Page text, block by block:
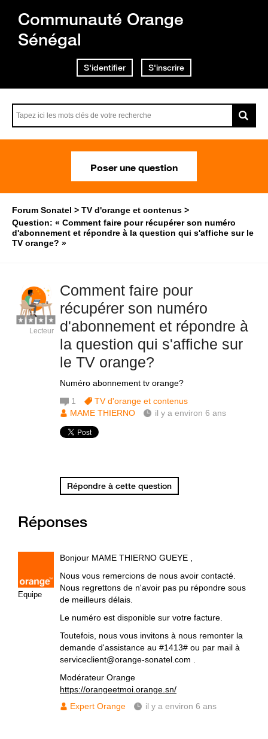
Communauté Orange
Sénégal
S'identifier S'inscrire
Poser une question
Forum Sonatel
TV d'orange et contenus
Question: « Comment faire pour récupérer son numéro
d'abonnement et répondre à la question qui s'affiche sur le
TV orange? »
Comment faire pour
récupérer son numéro
d'abonnement et répondre à
la question qui s'affiche sur
le TV orange?
Numéro abonnement tv orange?
Lecteur
1
TV d'orange et contenus
MAME THIERNO
il y a environ 6 ans
Répondre à cette question
Réponses
Equipe
Bonjour MAME THIERNO GUEYE ,
Nous vous remercions de nous avoir contacté.
Nous regrettons de n'avoir pas pu répondre sous
de meilleurs délais.
Le numéro est disponible sur votre facture.
Toutefois, nous vous invitons à nous remonter la
demande d'assistance au #1413# ou par mail à
serviceclient@orange-sonatel.com .
Modérateur Orange
https://orangeetmoi.orange.sn/
Expert Orange
il y a environ 6 ans